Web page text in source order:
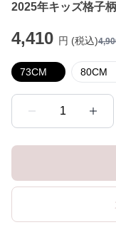
2025年キッズ格子
4,410 円 (税込)
73CM 80CM
1